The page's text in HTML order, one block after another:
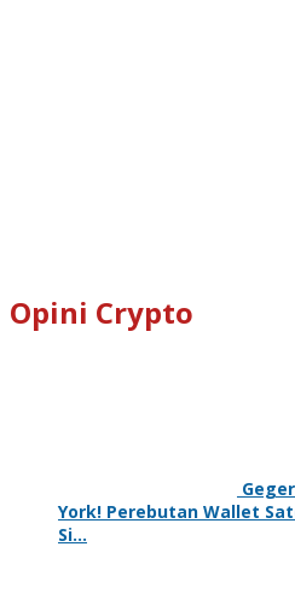
Opini Crypto
York! Perebutan Wallet
Si…